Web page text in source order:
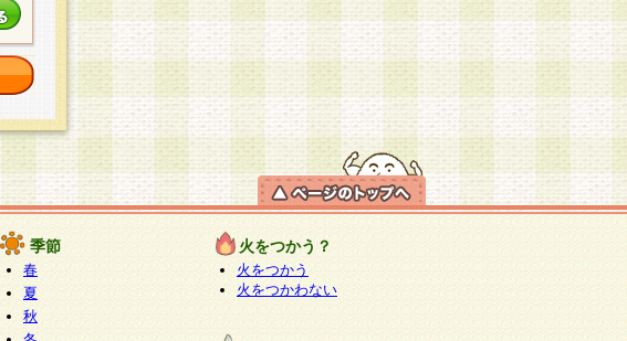
季節
春
夏
秋
火をつかう？
火をつかう
火をつかわない